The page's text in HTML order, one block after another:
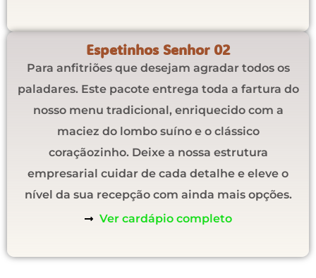
Espetinhos Senhor 02
Para anfitriões que desejam agradar todos os
paladares. Este pacote entrega toda a fartura do
nosso menu tradicional, enriquecido com a
maciez do lombo suíno e o clássico
coraçãozinho. Deixe a nossa estrutura
empresarial cuidar de cada detalhe e eleve o
nível da sua recepção com ainda mais opções.
Ver cardápio completo